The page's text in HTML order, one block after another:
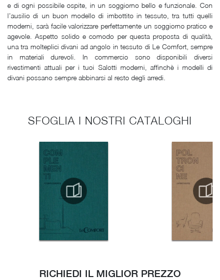
e di ogni possibile ospite, in un soggiorno bello e funzionale. Con
l’ausilio di un buon modello di imbottito in tessuto, tra tutti quelli
moderni, sarà facile valorizzare perfettamente un soggiorno pratico e
agevole. Aspetto solido e comodo per questa proposta di qualità,
una tra molteplici divani ad angolo in tessuto di Le Comfort, sempre
in materiali durevoli. In commercio sono disponibili diversi
rivestimenti attuali per i tuoi Salotti moderni, affinchè i modelli di
divani possano sempre abbinarsi al resto degli arredi.
SFOGLIA I NOSTRI CATALOGHI
RICHIEDI IL MIGLIOR PREZZO